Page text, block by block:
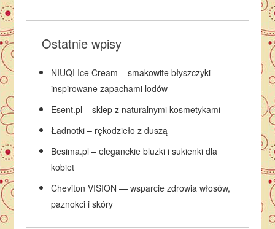
Ostatnie wpisy
NIUQI Ice Cream – smakowite błyszczyki
inspirowane zapachami lodów
Esent.pl – sklep z naturalnymi kosmetykami
Ładnotki – rękodzieło z duszą
Besima.pl – eleganckie bluzki i sukienki dla
kobiet
Cheviton VISION — wsparcie zdrowia włosów,
paznokci i skóry